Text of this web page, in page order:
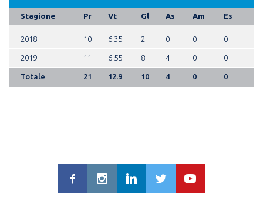
Stagione Pr Vt Gl As Am Es
2018 10 6.35 2 0 0 0
2019 11 6.55 8 4 0 0
Totale 21 12.9 10 4 0 0